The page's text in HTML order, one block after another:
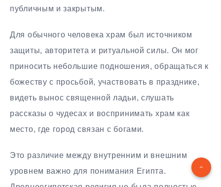
публичным и закрытым.
Для обычного человека храм был источником
защиты, авторитета и ритуальной силы. Он мог
приносить небольшие подношения, обращаться к
божеству с просьбой, участвовать в празднике,
видеть вынос священной ладьи, слушать
рассказы о чудесах и воспринимать храм как
место, где город связан с богами.
Это различие между внутренним и внешним
уровнем важно для понимания Египта.